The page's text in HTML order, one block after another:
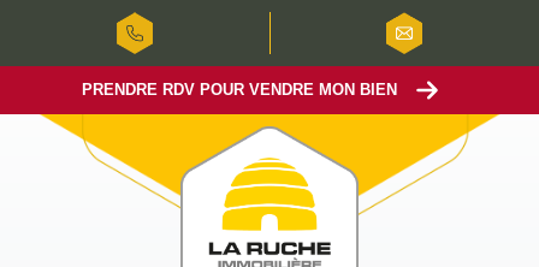
PRENDRE RDV POUR VENDRE MON BIEN